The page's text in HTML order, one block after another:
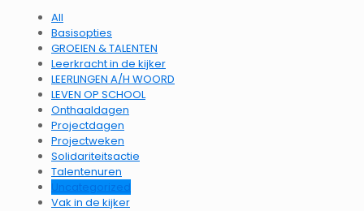
All
Basisopties
GROEIEN & TALENTEN
Leerkracht in de kijker
LEERLINGEN A/H WOORD
LEVEN OP SCHOOL
Onthaaldagen
Projectdagen
Projectweken
Solidariteitsactie
Talentenuren
Uncategorized
Vak in de kijker